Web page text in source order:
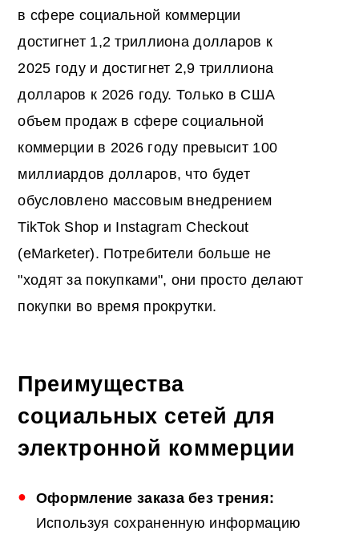
в сфере социальной коммерции
достигнет 1,2 триллиона долларов к
2025 году и достигнет 2,9 триллиона
долларов к 2026 году. Только в США
объем продаж в сфере социальной
коммерции в 2026 году превысит 100
миллиардов долларов, что будет
обусловлено массовым внедрением
TikTok Shop и Instagram Checkout
(eMarketer). Потребители больше не
"ходят за покупками", они просто делают
покупки во время прокрутки.
Преимущества
социальных сетей для
электронной коммерции
Оформление заказа без трения:
Используя сохраненную информацию